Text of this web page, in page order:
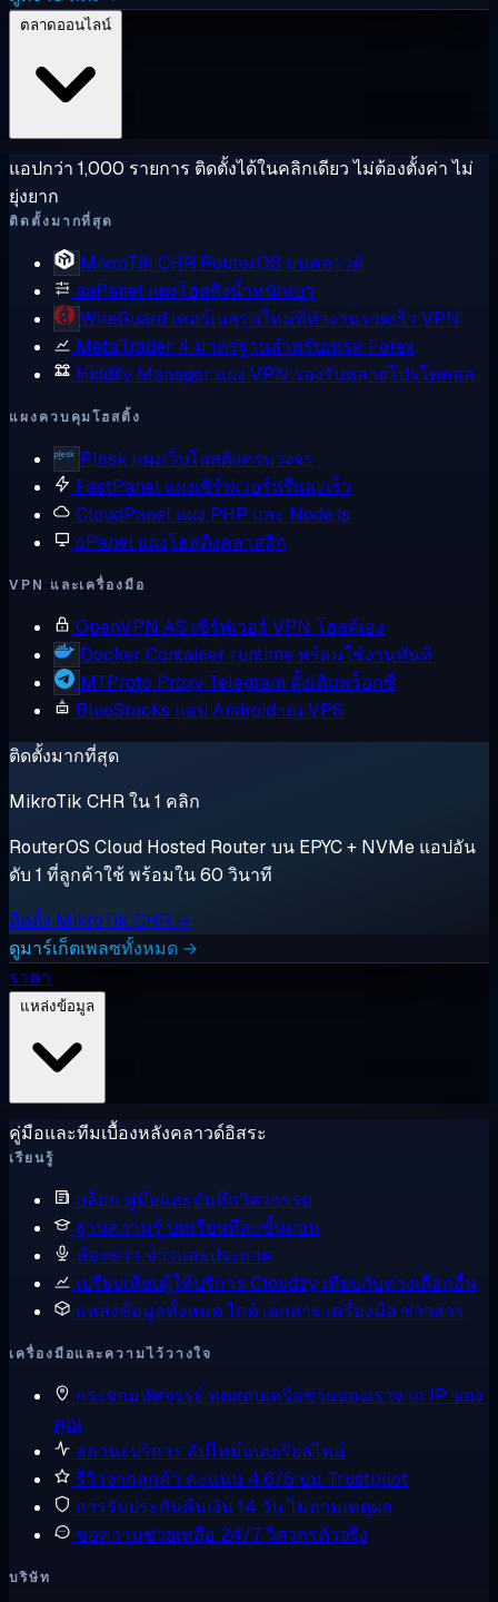
แอปกว่า 1,000 รายการ ติดตั้งได้ในคลิกเดียว ไม่ต้องตั้งค่า ไม่
ยุ่งยาก
ติดตั้งมากที่สุด
MikroTik CHR RouterOS บนคลาวด์
aaPanel แผงโฮสติงน้ำหนักเบา
WireGuard เคอร์เนลรุ่นใหม่ที่ทำงานรวดเร็ว VPN
MetaTrader 4 มาตรฐานสำหรับเทรด Forex
Hiddify Manager แผง VPN รองรับหลายโปรโตคอล
แผงควบคุมโฮสติ้ง
Plesk แผงเว็บโฮสติงครบวงจร
FastPanel แผงเซิร์ฟเวอร์ฟรีและเร็ว
CloudPanel แผง PHP และ Node.js
cPanel แผงโฮสติงคลาสสิก
VPN และเครื่องมือ
OpenVPN AS เซิร์ฟเวอร์ VPN โฮสต์เอง
Docker Container runtime พร้อมใช้งานทันที
MTProto Proxy Telegram ดั้งเดิมพร็อกซี่
BlueStacks แอป Android บน VPS
ติดตั้งมากที่สุด
MikroTik CHR ใน 1 คลิก
RouterOS Cloud Hosted Router บน EPYC + NVMe แอปอัน
ดับ 1 ที่ลูกค้าใช้ พร้อมใน 60 วินาที
ติดตั้ง MikroTik CHR →
ดูมาร์เก็ตเพลซทั้งหมด →
ราคา
คู่มือและทีมเบื้องหลังคลาวด์อิสระ
เรียนรู้
บล็อก คู่มือและบันทึกวิศวกรรม
ฐานความรู้ บทเรียนทีละขั้นตอน
ห้องข่าว ข่าวและประกาศ
เปรียบเทียบผู้ให้บริการ Cloudzy เทียบกับทางเลือกอื่น
แหล่งข้อมูลทั้งหมดไกด์ เอกสาร เครื่องมือ ข่าวสาร
เครื่องมือและความไว้วางใจ
กระจกมหัศจรรย์ ทดสอบเครือข่ายของเราจาก IP ของ
คุณ
สถานะบริการ อัปไทม์แบบเรียลไทม์
รีวิวจากลูกค้า คะแนน 4.6/5 บน Trustpilot
การรับประกันคืนเงิน14 วัน ไม่ถามเหตุผล
ขอความช่วยเหลือ 24/7 วิศวกรตัวจริง
บริษัท